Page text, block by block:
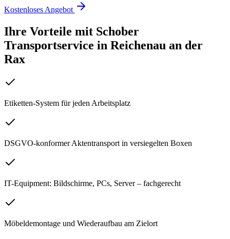
Kostenloses Angebot
Ihre Vorteile mit Schober
Transportservice in Reichenau an der
Rax
Etiketten-System für jeden Arbeitsplatz
DSGVO-konformer Aktentransport in versiegelten Boxen
IT-Equipment: Bildschirme, PCs, Server – fachgerecht
Möbeldemontage und Wiederaufbau am Zielort